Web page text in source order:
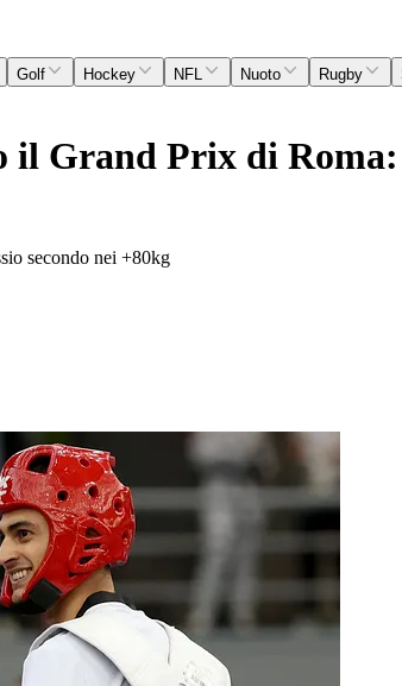
Golf Hockey NFL Nuoto Rugby
il Grand Prix di
secondo nei +80kg